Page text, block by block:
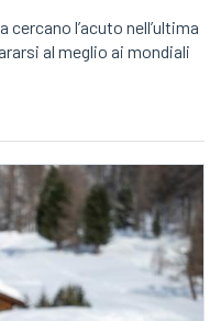
cercano l’acuto nell’ultima
al meglio ai mondiali